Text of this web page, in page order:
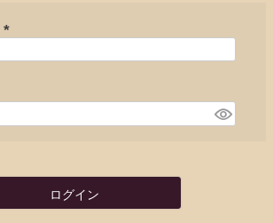
)
ログイン